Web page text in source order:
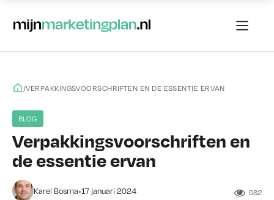
/VERPAKKINGSVOORSCHRIFTEN EN DE ESSENTIE ERVAN
BLOG
Verpakkingsvoorschriften en
de essentie ervan
Karel Bosma•17 januari 2024 982